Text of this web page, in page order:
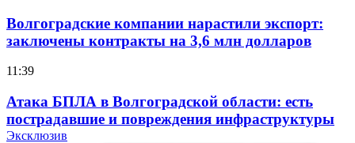
Волгоградские компании нарастили экспорт:
заключены контракты на 3,6 млн долларов
11:39
Атака БПЛА в Волгоградской области: есть
пострадавшие и повреждения инфраструктуры
Эксклюзив